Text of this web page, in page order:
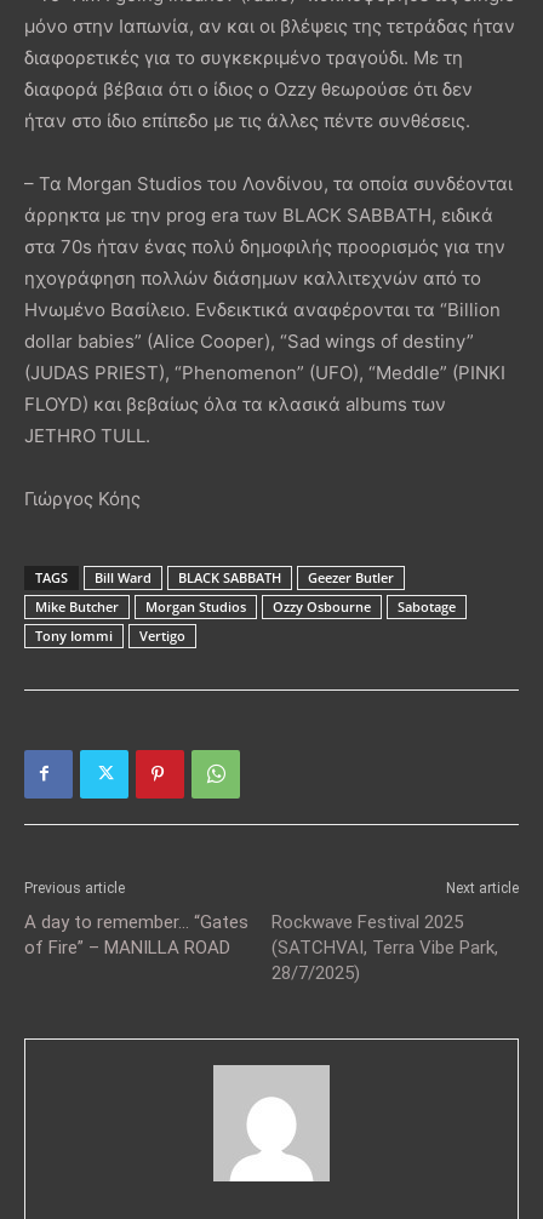
μόνο στην Ιαπωνία, αν και οι βλέψεις της τετράδας ήταν
διαφορετικές για το συγκεκριμένο τραγούδι. Με τη
διαφορά βέβαια ότι ο ίδιος ο Ozzy θεωρούσε ότι δεν
ήταν στο ίδιο επίπεδο με τις άλλες πέντε συνθέσεις.
– Τα Morgan Studios του Λονδίνου, τα οποία συνδέονται
άρρηκτα με την prog era των BLACK SABBATH, ειδικά
στα 70s ήταν ένας πολύ δημοφιλής προορισμός για την
ηχογράφηση πολλών διάσημων καλλιτεχνών από το
Ηνωμένο Βασίλειο. Ενδεικτικά αναφέρονται τα “Billion
dollar babies” (Alice Cooper), “Sad wings of destiny”
(JUDAS PRIEST), “Phenomenon” (UFO), “Meddle” (PINKI
FLOYD) και βεβαίως όλα τα κλασικά albums των
JETHRO TULL.
Γιώργος Κόης
TAGS Bill Ward BLACK SABBATH
Geezer Butler
Mike Butcher
Morgan Studios Ozzy Osbourne
Sabotage
Tony Iommi
Vertigo
Previous article
A day to remember… “Gates
of Fire” – MANILLA ROAD
Next article
Rockwave Festival 2025
(SATCHVAI, Terra Vibe Park,
28/7/2025)